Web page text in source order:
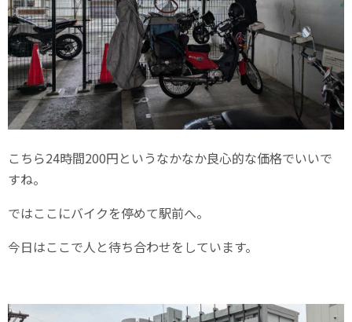
こちら24時間200円というなかなか良心的な価格でいいで
すね。
ではここにバイクを停めて駅前へ。
今日はここで人と待ち合わせをしています。